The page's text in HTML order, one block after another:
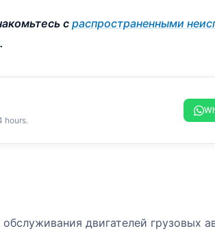
сраспространенными
.
hours.
двигателей грузовых